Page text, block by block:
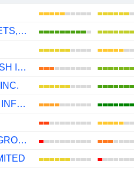
ROBINHOOD MARKETS, INC.
HITHINK ROYALFLUSH INFORMATION NETWORK CO., LTD.
FIDELITY NATIONAL INFORMATION SERVICES, INC.
CIRCLE INTERNET GROUP, INC.